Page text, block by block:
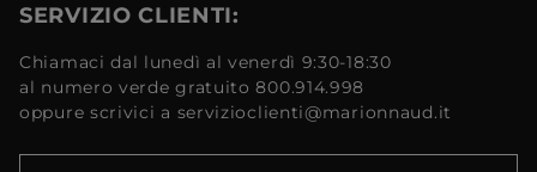
SERVIZIO CLIENTI:
Chiamaci dal lunedì al venerdì 9:30-18:30
al numero verde gratuito 800.914.998
oppure scrivici a servizioclienti@marionnaud.it